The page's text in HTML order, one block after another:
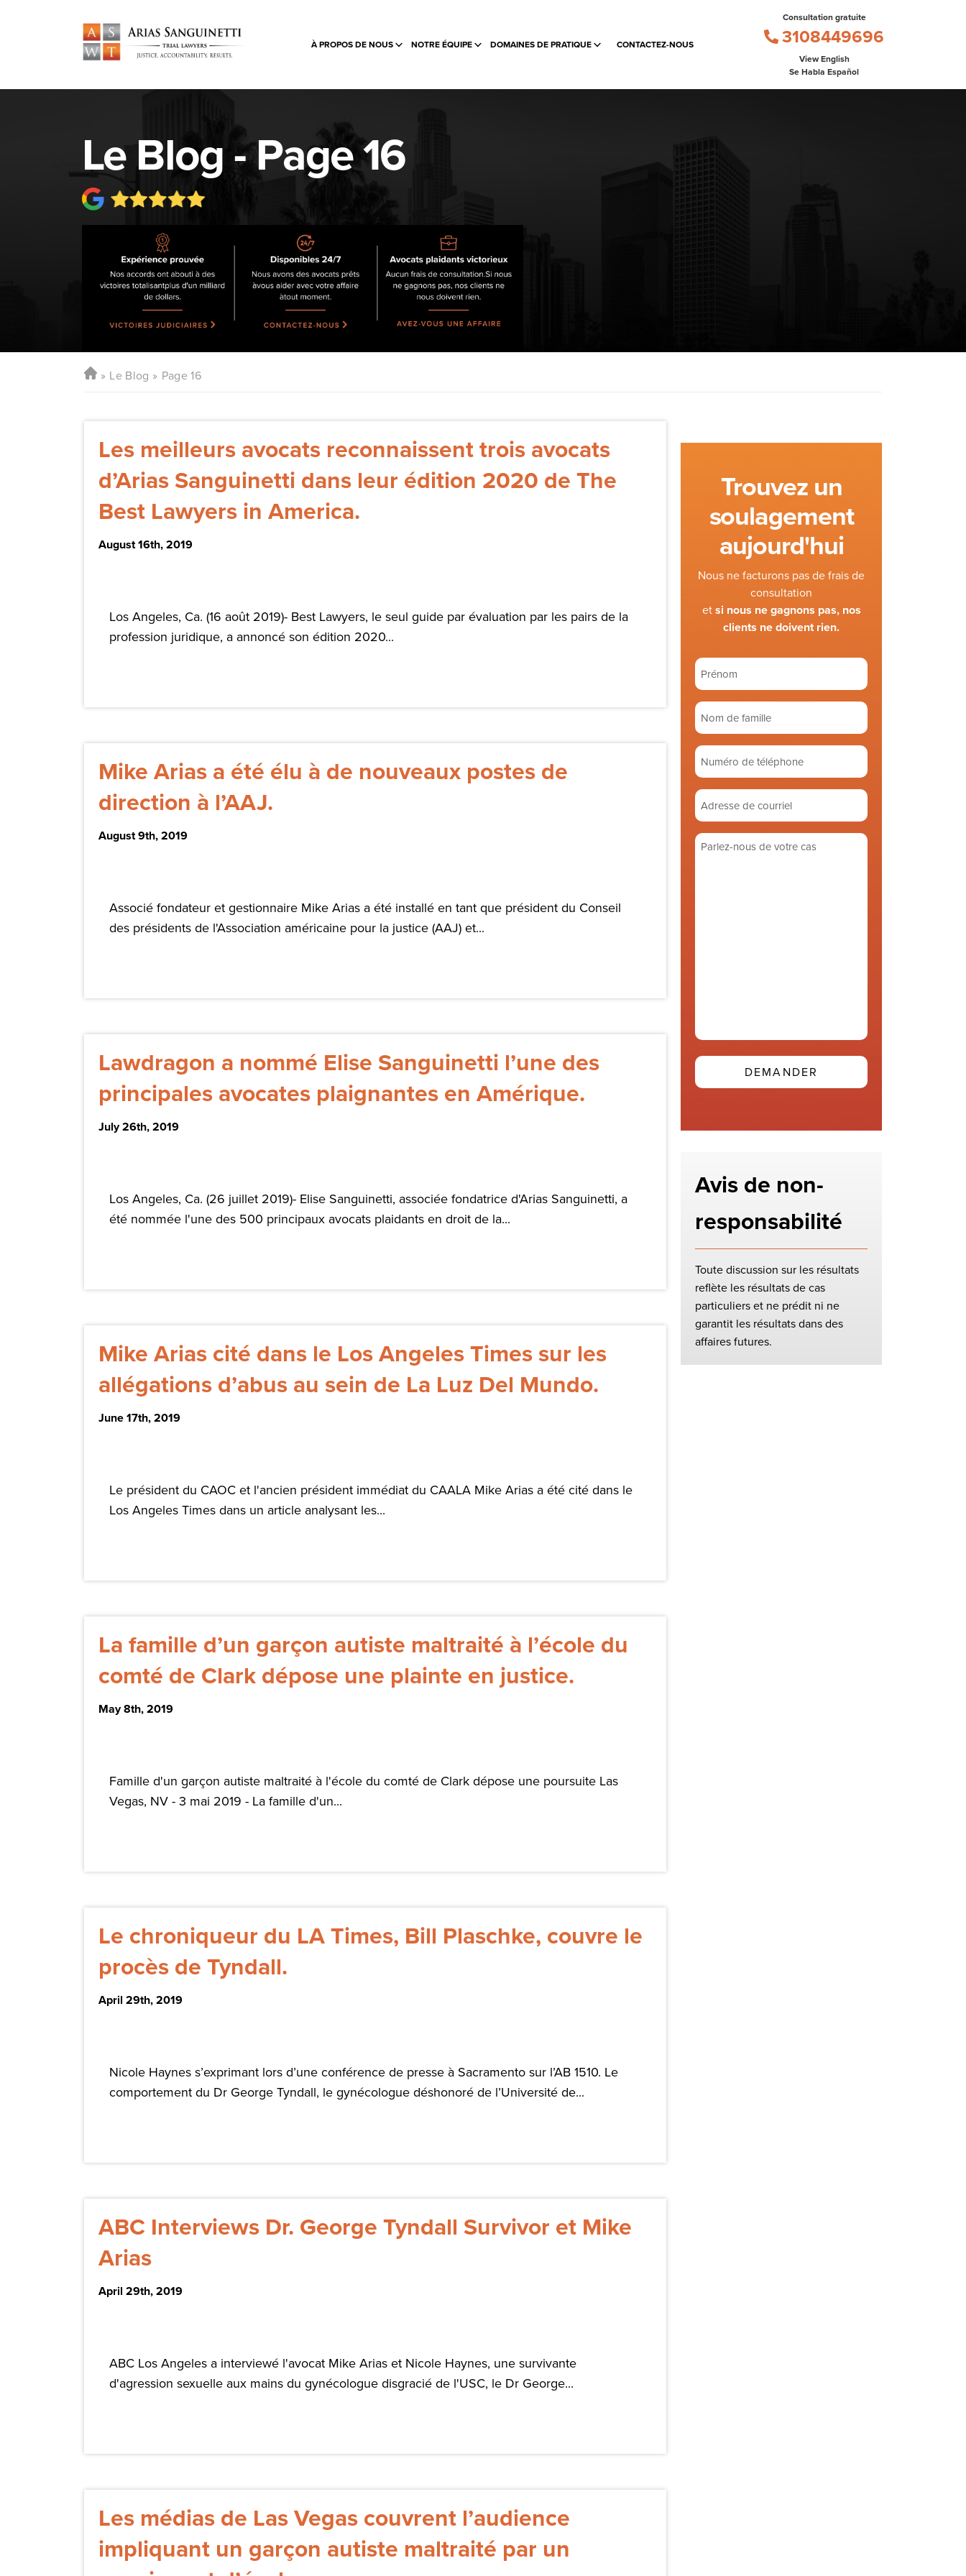
À PROPOS DE NOUS NOTRE ÉQUIPE DOMAINES DE PRATIQUE CONTACTEZ-NOUS
Consultation gratuite
3108449696
View English
Se Habla Español
Le Blog - Page 16
Le Blog Page 16
Les meilleurs avocats reconnaissent trois avocats
d’Arias Sanguinetti dans leur édition 2020 de The
Best Lawyers in America.
August 16th, 2019
Los Angeles, Ca. (16 août 2019)- Best Lawyers, le seul guide par évaluation par les pairs de la
profession juridique, a annoncé son édition 2020...
Mike Arias a été élu à de nouveaux postes de
direction à l’AAJ.
August 9th, 2019
Associé fondateur et gestionnaire Mike Arias a été installé en tant que président du Conseil
des présidents de l'Association américaine pour la justice (AAJ) et...
Lawdragon a nommé Elise Sanguinetti l’une des
principales avocates plaignantes en Amérique.
July 26th, 2019
Los Angeles, Ca. (26 juillet 2019)- Elise Sanguinetti, associée fondatrice d'Arias Sanguinetti, a
été nommée l'une des 500 principaux avocats plaidants en droit de la...
Mike Arias cité dans le Los Angeles Times sur les
allégations d’abus au sein de La Luz Del Mundo.
June 17th, 2019
Le président du CAOC et l'ancien président immédiat du CAALA Mike Arias a été cité dans le
Los Angeles Times dans un article analysant les...
La famille d’un garçon autiste maltraité à l’école du
comté de Clark dépose une plainte en justice.
May 8th, 2019
Famille d'un garçon autiste maltraité à l'école du comté de Clark dépose une poursuite Las
Vegas, NV - 3 mai 2019 - La famille d'un...
Le chroniqueur du LA Times, Bill Plaschke, couvre le
procès de Tyndall.
April 29th, 2019
Nicole Haynes s’exprimant lors d’une conférence de presse à Sacramento sur l’AB 1510. Le
comportement du Dr George Tyndall, le gynécologue déshonoré de l’Université de...
ABC Interviews Dr. George Tyndall Survivor et Mike
Arias
April 29th, 2019
ABC Los Angeles a interviewé l'avocat Mike Arias et Nicole Haynes, une survivante
d'agression sexuelle aux mains du gynécologue disgracié de l'USC, le Dr George...
Les médias de Las Vegas couvrent l’audience
impliquant un garçon autiste maltraité par un
Trouvez un
soulagement
aujourd'hui
Nous ne facturons pas de frais de
consultation
etsi nous ne gagnons pas, nos
clients ne doivent rien.
Prénom
(Required)
Nom
de
famille
(Required)
Numéro
de
téléphone
Adresse
de
courriel
(Required)
Parlez-
Avis de non-
responsabilité
Toute discussion sur les résultats
reflète les résultats de cas
particuliers et ne prédit ni ne
garantit les résultats dans des
affaires futures.